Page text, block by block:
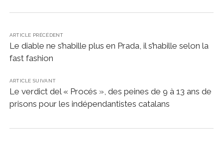
ARTICLE PRÉCÉDENT
Le diable ne s’habille plus en Prada, il s’habille selon la
fast fashion
ARTICLE SUIVANT
Le verdict del « Procés », des peines de 9 à 13 ans de
prisons pour les indépendantistes catalans